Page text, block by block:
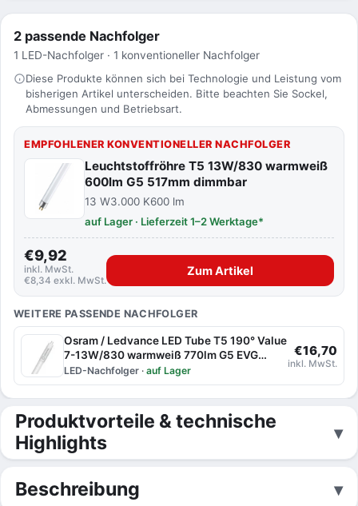
2 passende Nachfolger
1 LED-Nachfolger · 1 konventioneller Nachfolger
Diese Produkte können sich bei Technologie und Leistung vom
bisherigen Artikel unterscheiden. Bitte beachten Sie Sockel,
Abmessungen und Betriebsart.
EMPFOHLENER KONVENTIONELLER NACHFOLGER
Leuchtstoffröhre T5 13W/830 warmweiß
600lm G5 517mm dimmbar
13 W3.000 K600 lm
auf Lager · Lieferzeit 1–2 Werktage*
€9,92
inkl. MwSt.
€8,34 exkl. MwSt.
Zum Artikel
WEITERE PASSENDE NACHFOLGER
Osram / Ledvance LED Tube T5 190° Value
7-13W/830 warmweiß 770lm G5 EVG
517mm
LED-Nachfolger · auf Lager
€16,70
inkl. MwSt.
Produktvorteile & technische
Highlights
Beschreibung